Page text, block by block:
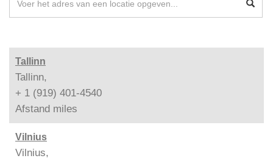
Tallinn
Tallinn,
+ 1 (919) 401-4540
Afstand miles
Vilnius
Vilnius,